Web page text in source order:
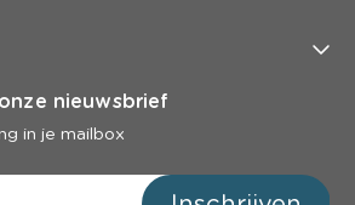
nieuwsbrief
in je mailbox